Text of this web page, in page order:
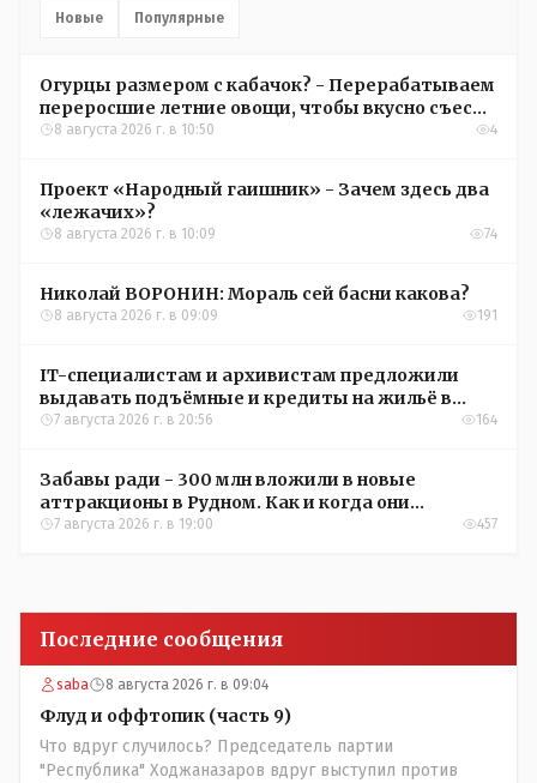
Новые Популярные
Огурцы размером с кабачок? - Перерабатываем
переросшие летние овощи, чтобы вкусно съесть
зимой
8 августа 2026 г. в 10:50 4
Проект «Народный гаишник» - Зачем здесь два
«лежачих»?
8 августа 2026 г. в 10:09 74
Николай ВОРОНИН: Мораль сей басни какова?
8 августа 2026 г. в 09:09 191
IT-специалистам и архивистам предложили
выдавать подъёмные и кредиты на жильё в
сёлах Казахстана
7 августа 2026 г. в 20:56 164
Забавы ради - 300 млн вложили в новые
аттракционы в Рудном. Как и когда они
окупятся?
7 августа 2026 г. в 19:00 457
Последние сообщения
saba 8 августа 2026 г. в 09:04
Флуд и оффтопик (часть 9)
Что вдруг случилось? Председатель партии
"Республика" Ходжаназаров вдруг выступил против